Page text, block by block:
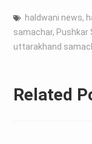
haldwani news,
samachar, Pushkar
uttarakhand
Related